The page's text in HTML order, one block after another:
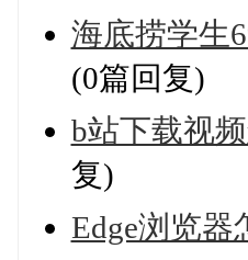
海底捞学生
(0篇回复)
b站下载视
复)
Edge浏览